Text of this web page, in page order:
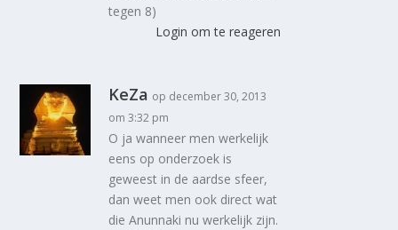
tegen 8)
Login om te reageren
KeZa op december 30, 2013
om 3:32 pm
O ja wanneer men werkelijk
eens op onderzoek is
geweest in de aardse sfeer,
dan weet men ook direct wat
die Anunnaki nu werkelijk zijn.